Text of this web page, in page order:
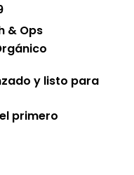
& Ops
y listo para
primero